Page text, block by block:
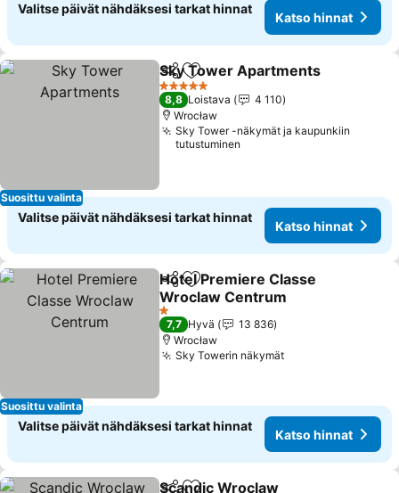
Valitse päivät nähdäksesi tarkat hinnat
Katso hinnat
Suosittu valinta
Jaa Lisää suosikkeihin
Sky Tower Apartments
5 Tähtiluokitus
8,8 Loistava
4 110
Wrocław
Sky Tower -näkymät ja kaupunkiin
tutustuminen
Valitse päivät nähdäksesi tarkat hinnat
Katso hinnat
Suosittu valinta
Jaa Lisää suosikkeihin
Hotel Premiere Classe
Wroclaw Centrum
Katso hinnat
1 Tähtiluokitus
7,7 Hyvä
13 836
Wrocław
Sky Towerin näkymätKatso hinnat
Valitse päivät nähdäksesi tarkat hinnat
Katso hinnat
Scandic Wroclaw